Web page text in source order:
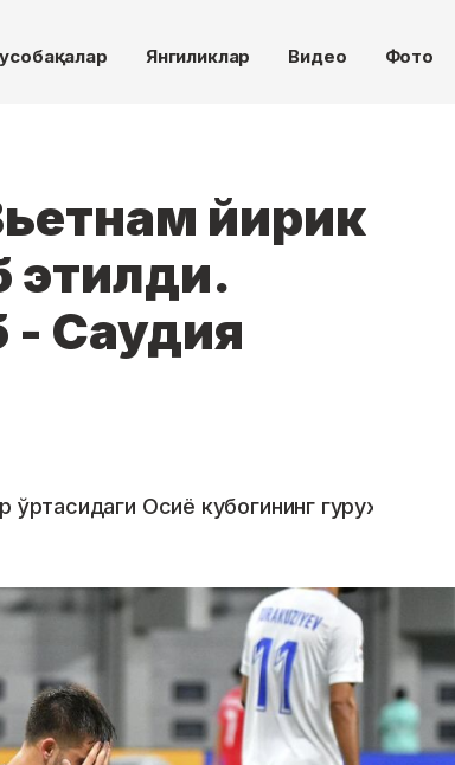
Янгиликлар Видео Фото
йирик
этилди.
- Саудия
Осиё кубогининг гуруҳ